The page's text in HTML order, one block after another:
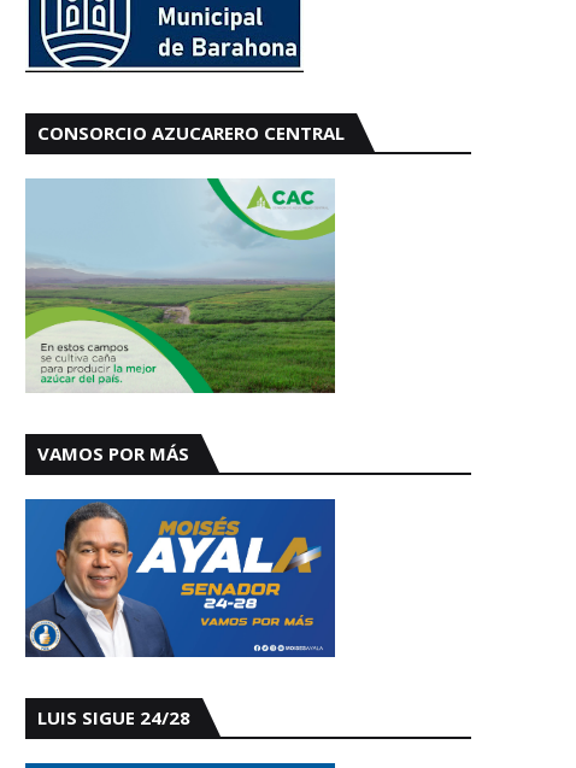
CONSORCIO AZUCARERO CENTRAL
VAMOS POR MÁS
LUIS SIGUE 24/28